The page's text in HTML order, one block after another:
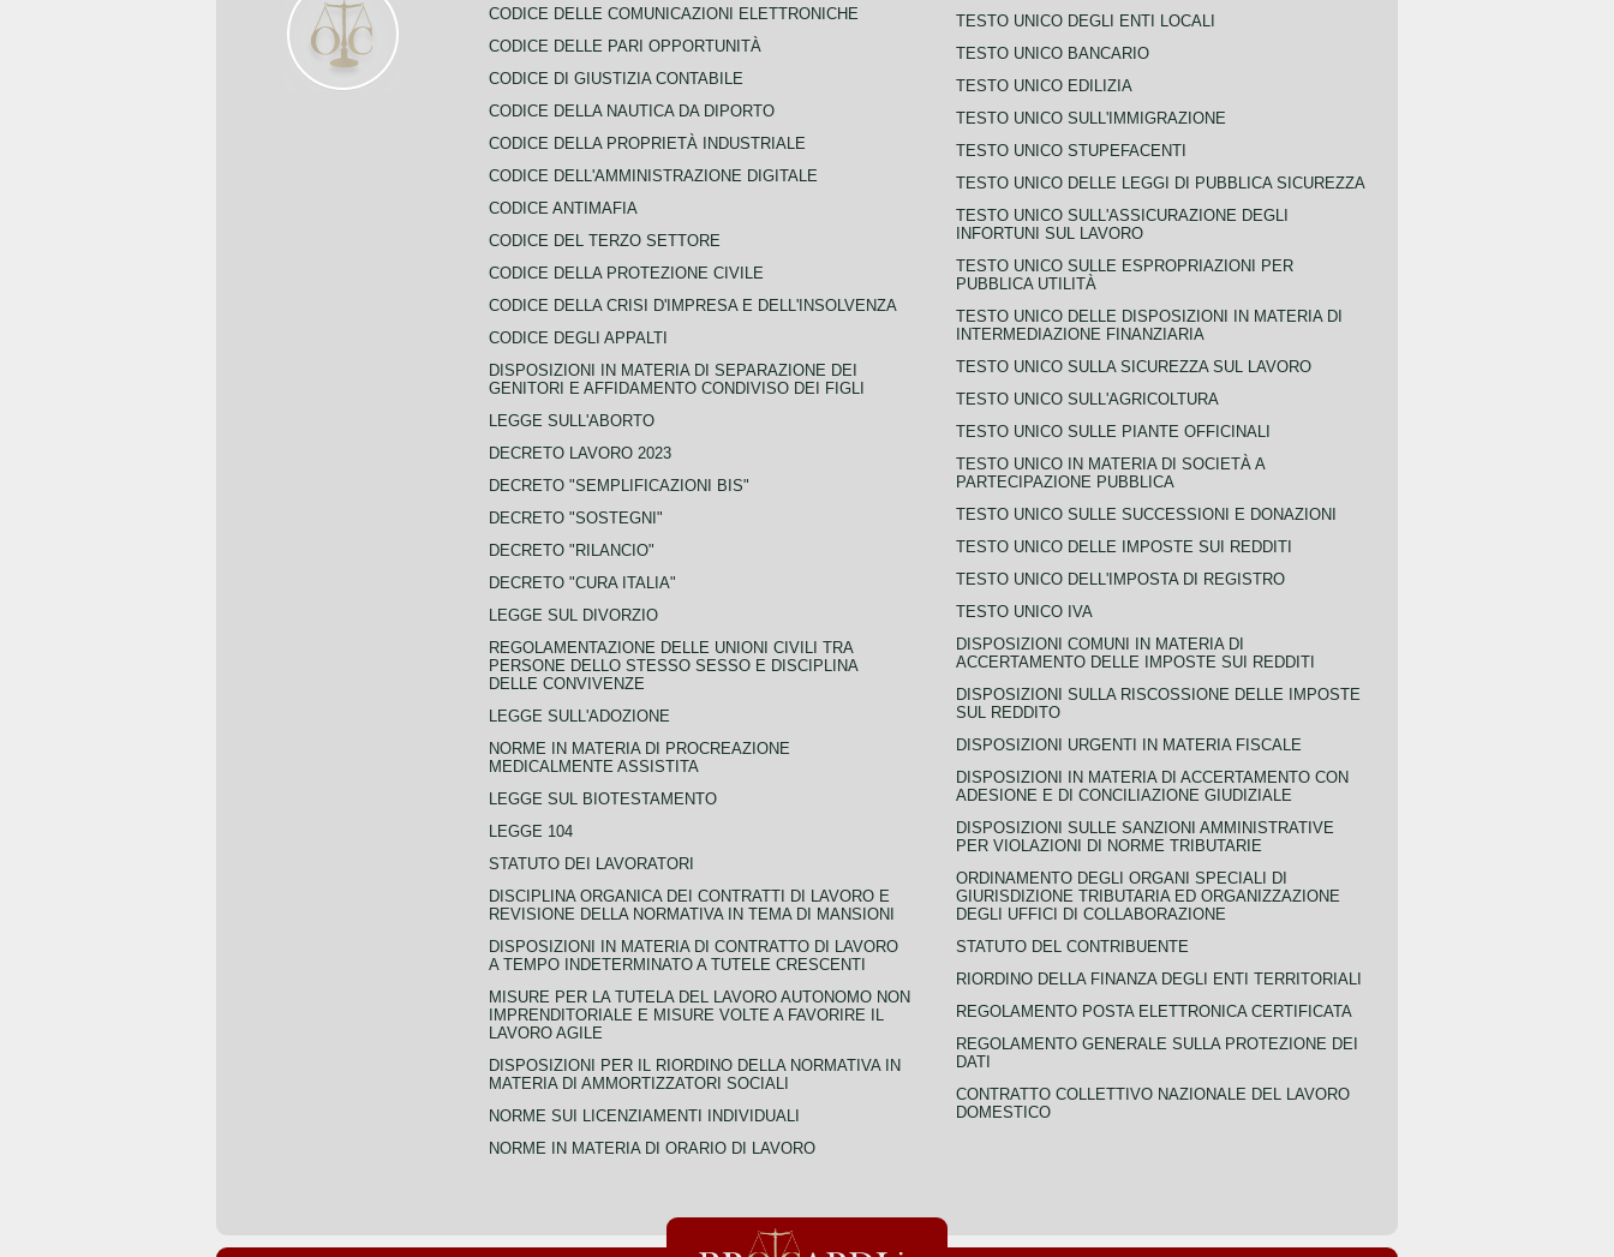
CODICE DELLE COMUNICAZIONI ELETTRONICHE
CODICE DELLE PARI OPPORTUNITÀ
CODICE DI GIUSTIZIA CONTABILE
CODICE DELLA NAUTICA DA DIPORTO
CODICE DELLA PROPRIETÀ INDUSTRIALE
CODICE DELL'AMMINISTRAZIONE DIGITALE
CODICE ANTIMAFIA
CODICE DEL TERZO SETTORE
CODICE DELLA PROTEZIONE CIVILE
CODICE DELLA CRISI D'IMPRESA E DELL'INSOLVENZA
CODICE DEGLI APPALTI
DISPOSIZIONI IN MATERIA DI SEPARAZIONE DEI
GENITORI E AFFIDAMENTO CONDIVISO DEI FIGLI
LEGGE SULL'ABORTO
DECRETO LAVORO 2023
DECRETO "SEMPLIFICAZIONI BIS"
DECRETO "SOSTEGNI"
DECRETO "RILANCIO"
DECRETO "CURA ITALIA"
LEGGE SUL DIVORZIO
REGOLAMENTAZIONE DELLE UNIONI CIVILI TRA
PERSONE DELLO STESSO SESSO E DISCIPLINA
DELLE CONVIVENZE
LEGGE SULL'ADOZIONE
NORME IN MATERIA DI PROCREAZIONE
MEDICALMENTE ASSISTITA
LEGGE SUL BIOTESTAMENTO
LEGGE 104
STATUTO DEI LAVORATORI
DISCIPLINA ORGANICA DEI CONTRATTI DI LAVORO E
REVISIONE DELLA NORMATIVA IN TEMA DI MANSIONI
DISPOSIZIONI IN MATERIA DI CONTRATTO DI LAVORO
A TEMPO INDETERMINATO A TUTELE CRESCENTI
MISURE PER LA TUTELA DEL LAVORO AUTONOMO NON
IMPRENDITORIALE E MISURE VOLTE A FAVORIRE IL
LAVORO AGILE
DISPOSIZIONI PER IL RIORDINO DELLA NORMATIVA IN
MATERIA DI AMMORTIZZATORI SOCIALI
NORME SUI LICENZIAMENTI INDIVIDUALI
NORME IN MATERIA DI ORARIO DI LAVORO
TESTO UNICO DEGLI ENTI LOCALI
TESTO UNICO BANCARIO
TESTO UNICO EDILIZIA
TESTO UNICO SULL'IMMIGRAZIONE
TESTO UNICO STUPEFACENTI
TESTO UNICO DELLE LEGGI DI PUBBLICA SICUREZZA
TESTO UNICO SULL'ASSICURAZIONE DEGLI
INFORTUNI SUL LAVORO
TESTO UNICO SULLE ESPROPRIAZIONI PER
PUBBLICA UTILITÀ
TESTO UNICO DELLE DISPOSIZIONI IN MATERIA DI
INTERMEDIAZIONE FINANZIARIA
TESTO UNICO SULLA SICUREZZA SUL LAVORO
TESTO UNICO SULL'AGRICOLTURA
TESTO UNICO SULLE PIANTE OFFICINALI
TESTO UNICO IN MATERIA DI SOCIETÀ A
PARTECIPAZIONE PUBBLICA
TESTO UNICO SULLE SUCCESSIONI E DONAZIONI
TESTO UNICO DELLE IMPOSTE SUI REDDITI
TESTO UNICO DELL'IMPOSTA DI REGISTRO
TESTO UNICO IVA
DISPOSIZIONI COMUNI IN MATERIA DI
ACCERTAMENTO DELLE IMPOSTE SUI REDDITI
DISPOSIZIONI SULLA RISCOSSIONE DELLE IMPOSTE
SUL REDDITO
DISPOSIZIONI URGENTI IN MATERIA FISCALE
DISPOSIZIONI IN MATERIA DI ACCERTAMENTO CON
ADESIONE E DI CONCILIAZIONE GIUDIZIALE
DISPOSIZIONI SULLE SANZIONI AMMINISTRATIVE
PER VIOLAZIONI DI NORME TRIBUTARIE
ORDINAMENTO DEGLI ORGANI SPECIALI DI
GIURISDIZIONE TRIBUTARIA ED ORGANIZZAZIONE
DEGLI UFFICI DI COLLABORAZIONE
STATUTO DEL CONTRIBUENTE
RIORDINO DELLA FINANZA DEGLI ENTI TERRITORIALI
REGOLAMENTO POSTA ELETTRONICA CERTIFICATA
REGOLAMENTO GENERALE SULLA PROTEZIONE DEI
DATI
CONTRATTO COLLETTIVO NAZIONALE DEL LAVORO
DOMESTICO